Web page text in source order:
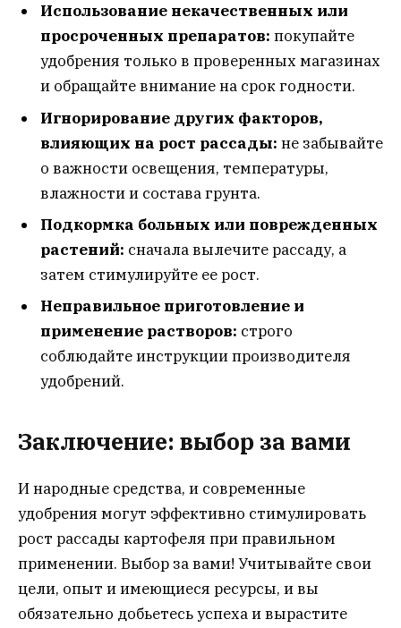
Использование некачественных или
просроченных препаратов: покупайте
удобрения только в проверенных магазинах
и обращайте внимание на срок годности.
Игнорирование других факторов,
влияющих на рост рассады: не забывайте
о важности освещения, температуры,
влажности и состава грунта.
Подкормка больных или поврежденных
растений: сначала вылечите рассаду, а
затем стимулируйте ее рост.
Неправильное приготовление и
применение растворов: строго
соблюдайте инструкции производителя
удобрений.
Заключение: выбор за вами
И народные средства, и современные
удобрения могут эффективно стимулировать
рост рассады картофеля при правильном
применении. Выбор за вами! Учитывайте свои
цели, опыт и имеющиеся ресурсы, и вы
обязательно добьетесь успеха и вырастите